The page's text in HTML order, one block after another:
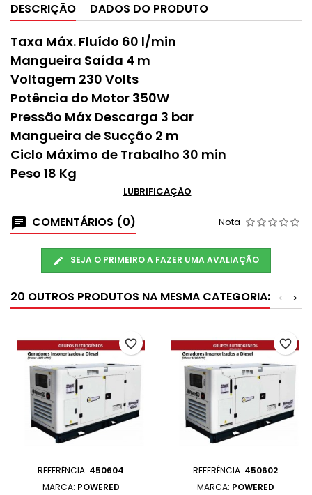
DESCRIÇÃO DADOS DO PRODUTO
Taxa Máx. Fluído 60 l/min
Mangueira Saída 4 m
Voltagem 230 Volts
Potência do Motor 350W
Pressão Máx Descarga 3 bar
Mangueira de Sucção 2 m
Ciclo Máximo de Trabalho 30 min
Peso 18 Kg
LUBRIFICAÇÃO
COMENTÁRIOS (0) Nota
SEJA O PRIMEIRO A FAZER UMA AVALIAÇÃO
20 OUTROS PRODUTOS NA MESMA CATEGORIA: >
<
REFERÊNCIA: 450604
MARCA: POWERED
favorite_border
REFERÊNCIA: 450602
MARCA: POWERED
favorite_border